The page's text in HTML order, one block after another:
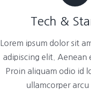
Tech &
Lorem ipsum dolor sit
adipiscing elit. Aenean
Proin aliquam odio id
ullamcorper arcu